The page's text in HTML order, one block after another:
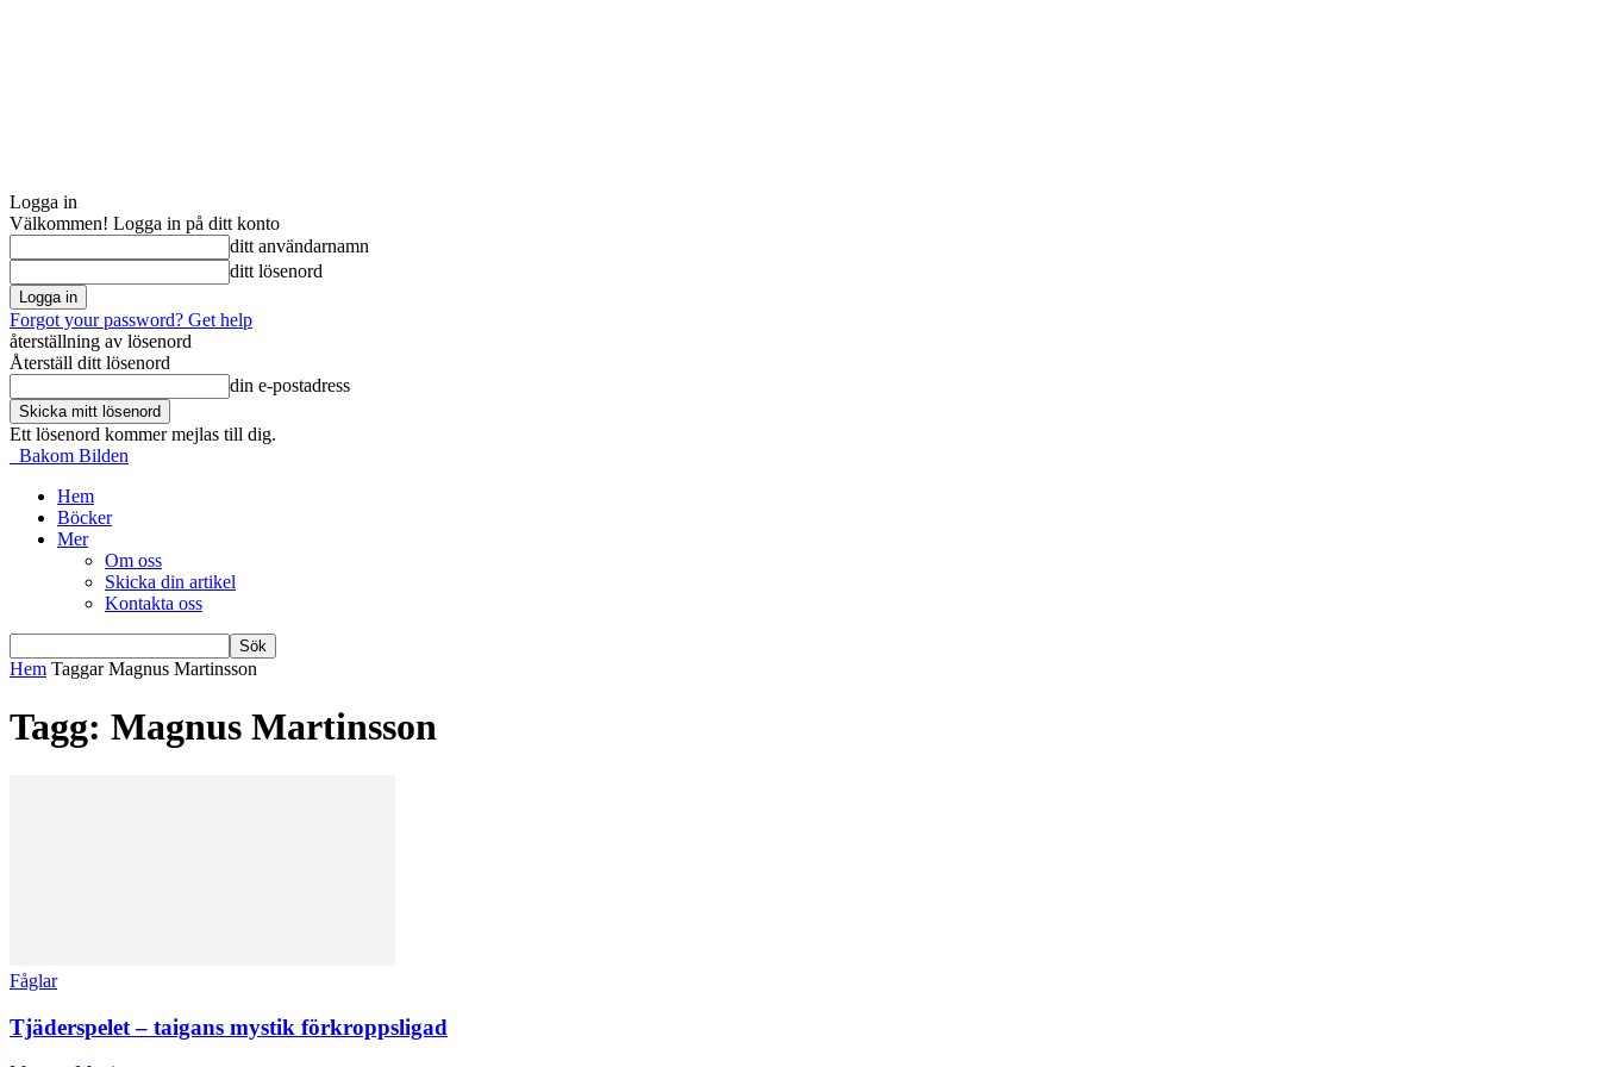
Logga in
Välkommen! Logga in på ditt konto
ditt användarnamn
ditt lösenord
Forgot your password? Get help
återställning av lösenord
Återställ ditt lösenord
din e-postadress
Ett lösenord kommer mejlas till dig.
Bakom Bilden
Hem
Böcker
Mer
Om oss
Skicka din artikel
Kontakta oss
Hem Taggar Magnus Martinsson
Tagg: Magnus Martinsson
Fåglar
Tjäderspelet – taigans mystik förkroppsligad